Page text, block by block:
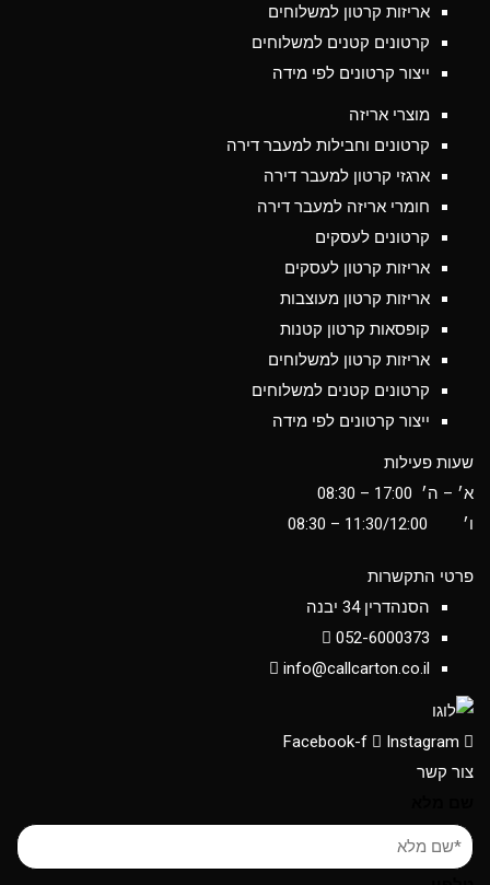
אריזות קרטון למשלוחים
קרטונים קטנים למשלוחים
ייצור קרטונים לפי מידה
מוצרי אריזה
קרטונים וחבילות למעבר דירה
ארגזי קרטון למעבר דירה
חומרי אריזה למעבר דירה
קרטונים לעסקים
אריזות קרטון לעסקים
אריזות קרטון מעוצבות
קופסאות קרטון קטנות
אריזות קרטון למשלוחים
קרטונים קטנים למשלוחים
ייצור קרטונים לפי מידה
שעות פעילות
א׳ – ה׳ 17:00 – 08:30
ו׳ 11:30/12:00
– 08:30
פרטי התקשרות
הסנהדרין 34 יבנה
052-6000373
info@callcarton.co.il
Facebook-f
Instagram
צור קשר